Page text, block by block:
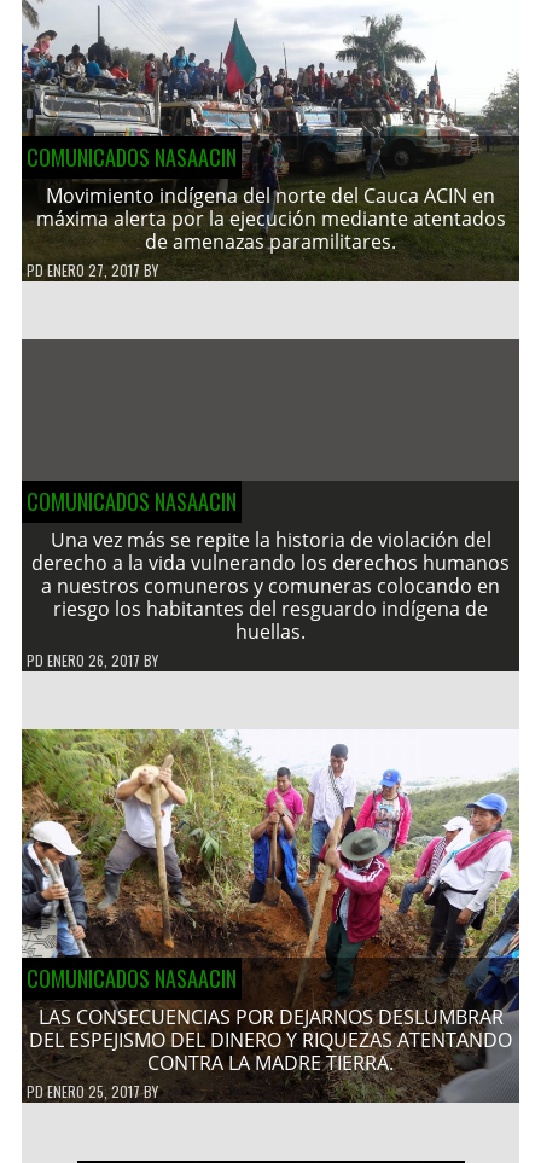
COMUNICADOS NASAACIN
Movimiento indígena del norte del Cauca ACIN en
máxima alerta por la ejecución mediante atentados
de amenazas paramilitares.
PDENERO 27, 2017 BY
COMUNICADOS NASAACIN
Una vez más se repite la historia de violación del
derecho a la vida vulnerando los derechos humanos
a nuestros comuneros y comuneras colocando en
riesgo los habitantes del resguardo indígena de
huellas.
PD ENERO 26, 2017 BY
COMUNICADOS NASAACIN
LAS CONSECUENCIAS POR DEJARNOS DESLUMBRAR
DEL ESPEJISMO DEL DINERO Y RIQUEZAS ATENTANDO
CONTRA LA MADRE TIERRA.
PDENERO 25, 2017BY